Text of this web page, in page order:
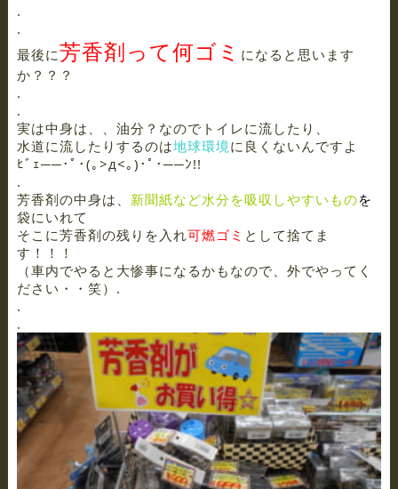
.
.
最後に芳香剤って何ゴミ になると思います
か？？？
.
.
実は中身は、、油分？なのでトイレに流したり、
水道に流したりするのは地球環境に良くないんですよ
ﾋﾞｪ──･ﾟ･(｡>д<｡)･ﾟ･──ﾝ!!
.
芳香剤の中身は、 新聞紙など水分を吸収しやすいものを
袋にいれて
そこに芳香剤の残りを入れ可燃ゴミ として捨てま
す！！！
（車内でやると大惨事になるかもなので、外でやってく
ださい・・笑）.
.
.